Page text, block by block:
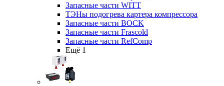
Запасные части WITT
ТЭНы подогрева картера компрессора
Запасные части BOCK
Запасные части Frascold
Запасные части RefComp
Ещё 1